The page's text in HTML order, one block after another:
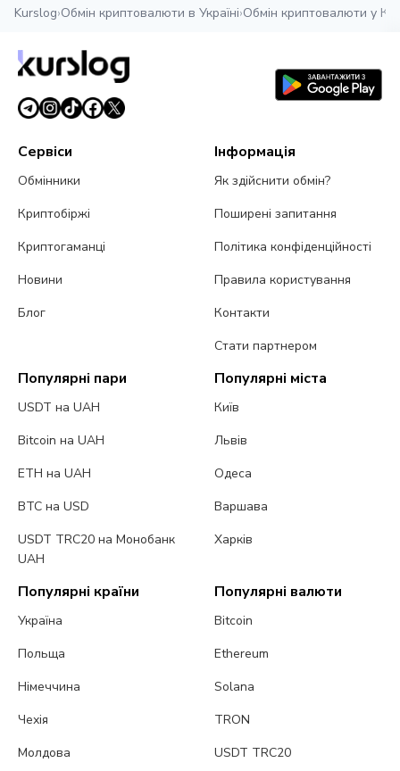
Kurslog›Обмін криптовалюти в Україні›Обмін криптовалюти у
Сервіси
Обмінники
Криптобіржі
Криптогаманці
Новини
Блог
Інформація
Як здійснити обмін?
Поширені запитання
Політика конфіденційності
Правила користування
Контакти
Стати партнером
Популярні пари
USDT на UAH
Bitcoin на UAH
ETH на UAH
BTC на USD
USDT TRC20 на Монобанк
UAH
Популярні міста
Київ
Львів
Одеса
Варшава
Харків
Популярні країни
Україна
Польща
Німеччина
Чехія
Молдова
Популярні валюти
Bitcoin
Ethereum
Solana
TRON
USDT TRC20